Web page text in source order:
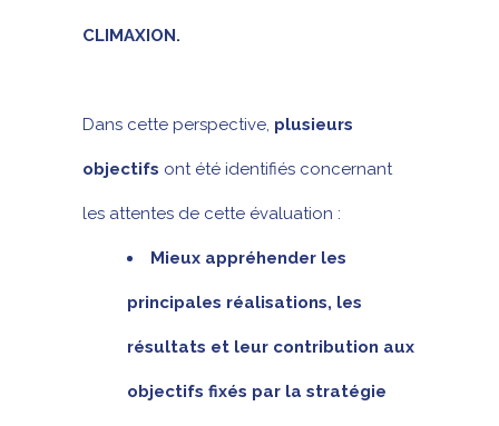
CLIMAXION.
Dans cette perspective, plusieurs
objectifs ont été identifiés concernant
les attentes de cette évaluation :
Mieux appréhender les
principales réalisations, les
résultats et leur contribution aux
objectifs fixés par la stratégie